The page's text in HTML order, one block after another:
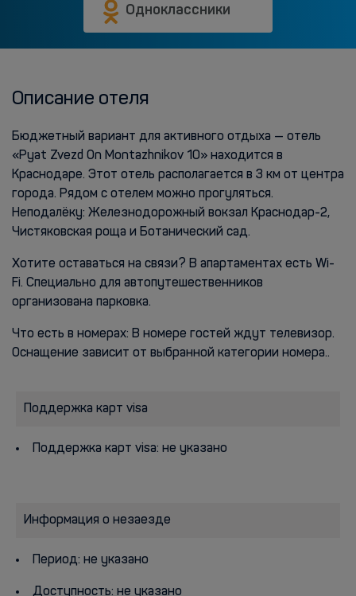
Одноклассники
Описание отеля
Бюджетный вариант для активного отдыха — отель
«Pyat Zvezd On Montazhnikov 10» находится в
Краснодаре. Этот отель располагается в 3 км от центра
города. Рядом с отелем можно прогуляться.
Неподалёку: Железнодорожный вокзал Краснодар-2,
Чистяковская роща и Ботанический сад.
Хотите оставаться на связи? В апартаментах есть Wi-
Fi. Специально для автопутешественников
организована парковка.
Что есть в номерах: В номере гостей ждут телевизор.
Оснащение зависит от выбранной категории номера..
Поддержка карт visa
Поддержка карт visa: не указано
Информация о незаезде
Период: не указано
Доступность: не указано